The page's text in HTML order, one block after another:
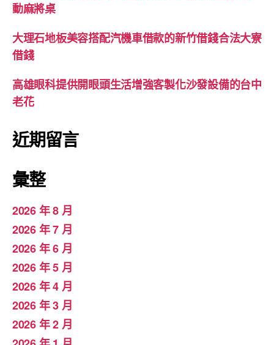
動麻將桌
大理石地板美容搭配汽機車借款的新竹借錢合法大寮
借錢
高雄眼科提供開眼頭生活增強客製化沙發設備的台中
老花
近期留言
彙整
2026 年 8 月
2026 年 7 月
2026 年 6 月
2026 年 5 月
2026 年 4 月
2026 年 3 月
2026 年 2 月